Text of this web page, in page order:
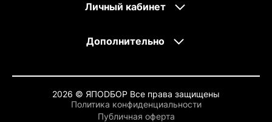
Личный кабинет
Дополнительно
2026 © ЯПОDБОР Все права защищены
Политика конфиденциальности
Публичная оферта